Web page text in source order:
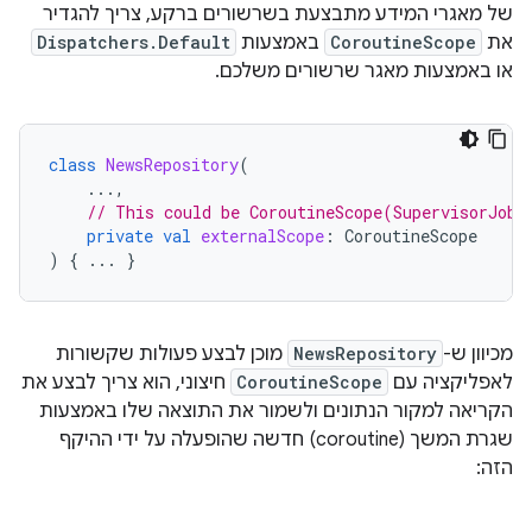
של מאגרי המידע מתבצעת בשרשורים ברקע, צריך להגדיר
את CoroutineScope באמצעות Dispatchers.Default
או באמצעות מאגר שרשורים משלכם.
class NewsRepository(
...,
// This could be
private val externalScope : CoroutineScope
)
{ ... }
מכיוון ש- NewsRepository מוכן לבצע פעולות שקשורות
לאפליקציה עם CoroutineScope חיצוני, הוא צריך לבצע את
הקריאה למקור הנתונים ולשמור את התוצאה שלו באמצעות
שגרת המשך (coroutine) חדשה שהופעלה על ידי ההיקף
הזה: